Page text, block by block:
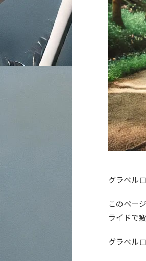
グラベル
このペー
ライドで
グラベル